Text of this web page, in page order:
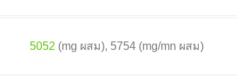
5052 (mg ผสม), 5754 (mg/mn ผสม)